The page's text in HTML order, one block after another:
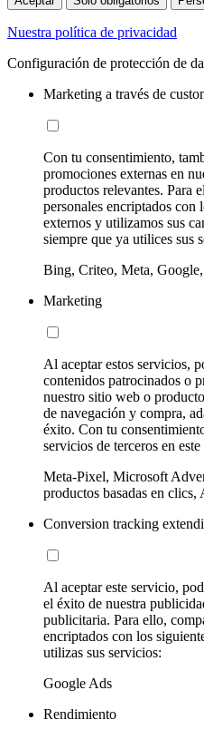
Nuestra política de privacidad
Configuración de protección de
Marketing a través de
Con tu consentimiento,
promociones externas en
productos relevantes. Para
personales encriptados con
externos y utilizamos sus
siempre que ya utilices sus
Bing, Criteo, Meta,
Marketing
Al aceptar estos servicios,
contenidos patrocinados o
nuestro sitio web o
de navegación y compra,
éxito. Con tu
servicios de terceros en
Meta-Pixel, Microsoft
productos basadas en clics,
Conversion tracking
Al aceptar este servicio,
el éxito de nuestra
publicitaria. Para ello,
encriptados con los
utilizas sus servicios:
Google Ads
Rendimiento